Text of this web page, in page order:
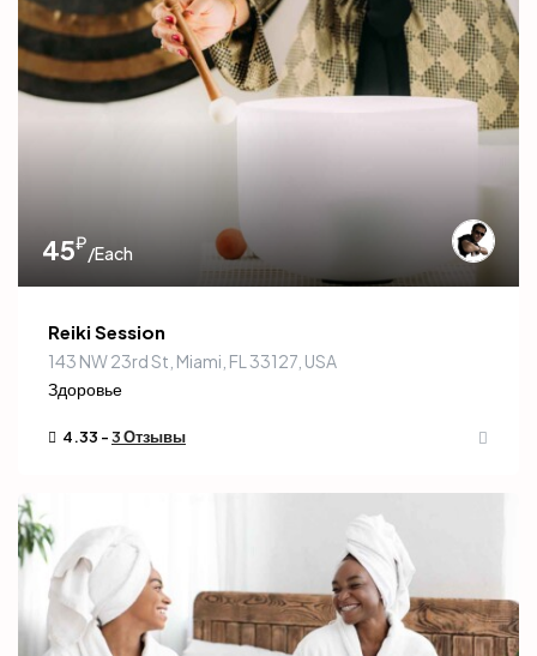
45₽/Each
Reiki Session
143 NW 23rd St, Miami, FL 33127, USA
Здоровье
4.33 -3 Отзывы